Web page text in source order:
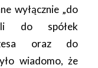
wyłącznie „do
do spółek
oraz do
wiadomo, że